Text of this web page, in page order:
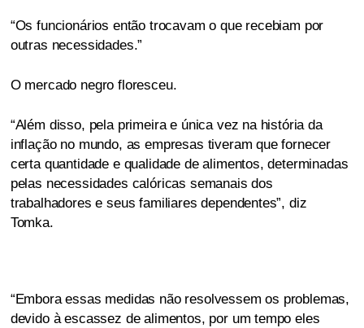
“Os funcionários então trocavam o que recebiam por
outras necessidades.”
O mercado negro floresceu.
“Além disso, pela primeira e única vez na história da
inflação no mundo, as empresas tiveram que fornecer
certa quantidade e qualidade de alimentos, determinadas
pelas necessidades calóricas semanais dos
trabalhadores e seus familiares dependentes”, diz
Tomka.
“Embora essas medidas não resolvessem os problemas,
devido à escassez de alimentos, por um tempo eles